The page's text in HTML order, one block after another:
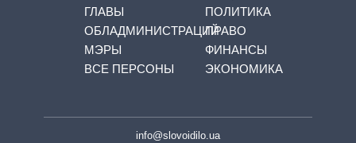
ГЛАВЫ
ОБЛАДМИНИСТРАЦИЙ
МЭРЫ
ВСЕ ПЕРСОНЫ
ПОЛИТИКА
ПРАВО
ФИНАНСЫ
ЭКОНОМИКА
info@slovoidilo.ua